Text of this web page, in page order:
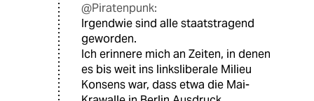
@Piratenpunk:
Irgendwie sind alle staatstragend
geworden.
Ich erinnere mich an Zeiten, in denen
es bis weit ins linksliberale Milieu
Konsens war, dass etwa die Mai-